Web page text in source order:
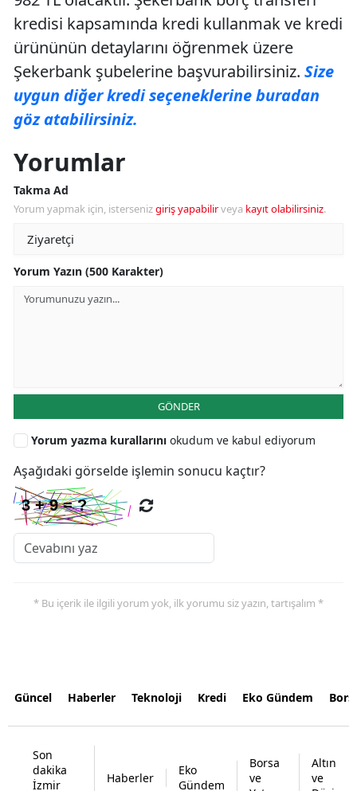
kredisi kapsamında kredi kullanmak ve kredi
ürününün detaylarını öğrenmek üzere
Şekerbank şubelerine başvurabilirsiniz. Size
uygun diğer kredi seçeneklerine buradan
göz atabilirsiniz.
Yorumlar
Takma Ad
Yorum yapmak için, istersenizgiriş yapabilirveya kayıt olabilirsiniz.
Yorum Yazın (500 Karakter)
GÖNDER
Yorum yazma kurallarını okudum ve kabul ediyorum
Aşağıdaki görselde işlemin sonucu kaçtır?
* Bu içerik ile ilgili yorum yok, ilk yorumu siz yazın, tartışalım *
Güncel Haberler Teknoloji Kredi Eko Gündem
Son
dakika
İzmir
Haberler
Eko
Gündem
Borsa
ve
Altın
ve